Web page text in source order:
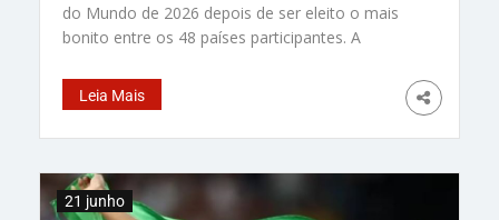
do Mundo de 2026 depois de ser eleito o mais
bonito entre os 48 países participantes. A
braço esportivo do The New York Times, que
colocou as seleções lado a lado para comparar
os hinos nacionais. No ranking, o Brasil ficou em
assinada pelo jornalista Tim Spiers, que levou em
conta pontos como melodia, emoção e o
Leia Mais
21 junho